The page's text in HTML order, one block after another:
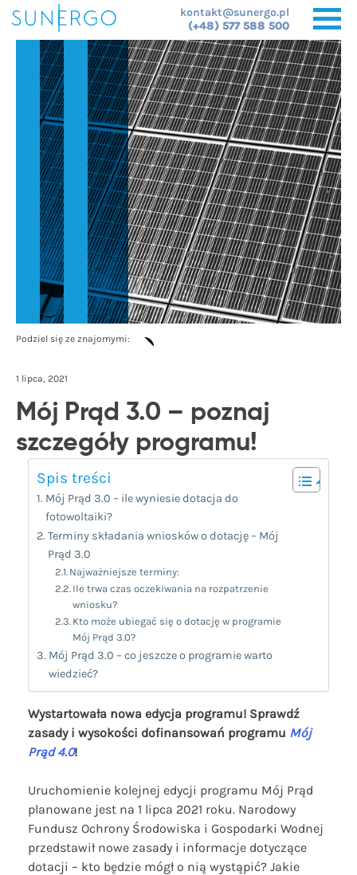
kontakt@sunergo.pl
(+48) 577 588 500
Podziel się ze znajomymi:
1 lipca, 2021
Mój Prąd 3.0 – poznaj
szczegóły programu!
Spis treści
Mój Prąd 3.0 – ile wyniesie dotacja do
fotowoltaiki?
Terminy składania wniosków o dotację – Mój
Prąd 3.0
Najważniejsze terminy:
Ile trwa czas oczekiwania na rozpatrzenie
wniosku?
Kto może ubiegać się o dotację w programie
Mój Prąd 3.0?
Mój Prąd 3.0 – co jeszcze o programie warto
wiedzieć?
Wystartowała nowa edycja programu! Sprawdź
zasady i wysokości dofinansowań programu Mój
Prąd 4.0!
Uruchomienie kolejnej edycji programu Mój Prąd
planowane jest na 1 lipca 2021 roku. Narodowy
Fundusz Ochrony Środowiska i Gospodarki Wodnej
przedstawił nowe zasady i informacje dotyczące
dotacji – kto będzie mógł o nią wystąpić? Jakie